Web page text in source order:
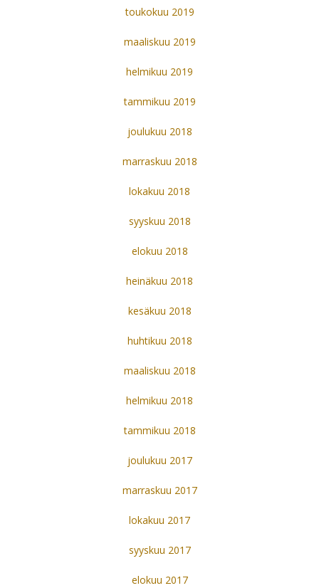
toukokuu 2019
maaliskuu 2019
helmikuu 2019
tammikuu 2019
joulukuu 2018
marraskuu 2018
lokakuu 2018
syyskuu 2018
elokuu 2018
heinäkuu 2018
kesäkuu 2018
huhtikuu 2018
maaliskuu 2018
helmikuu 2018
tammikuu 2018
joulukuu 2017
marraskuu 2017
lokakuu 2017
syyskuu 2017
elokuu 2017